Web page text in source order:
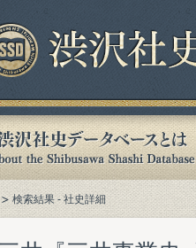
検索結果 - 社史詳細